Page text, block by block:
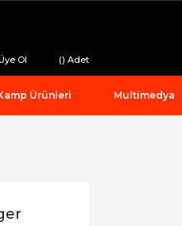
Ol () Adet
Ürünleri Multimedya